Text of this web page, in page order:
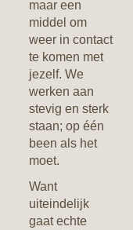
maar een
middel om
weer in contact
te komen met
jezelf. We
werken aan
stevig en sterk
staan; op één
been als het
moet.
Want
uiteindelijk
gaat echte